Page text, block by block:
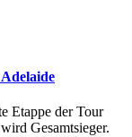
Etappe der Tour
Gesamtsieger.